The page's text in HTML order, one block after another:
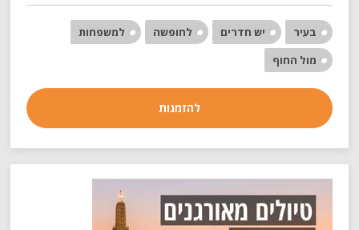
בעיר יש חדרים לחופשה
למשפחות
מול החוף
להזמנות